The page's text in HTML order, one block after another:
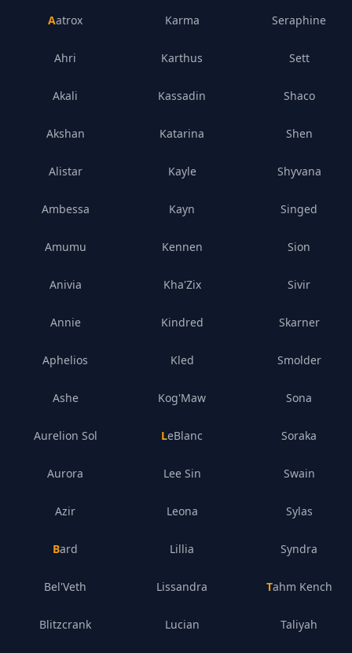
Aatrox
Ahri
Akali
Akshan
Alistar
Ambessa
Amumu
Anivia
Annie
Aphelios
Ashe
Aurelion Sol
Aurora
Azir
Bard
Bel'Veth
Blitzcrank
Karma
Karthus
Kassadin
Katarina
Kayle
Kayn
Kennen
Kha'Zix
Kindred
Kled
Kog'Maw
LeBlanc
Lee Sin
Leona
Lillia
Lissandra
Lucian
Seraphine
Sett
Shaco
Shen
Shyvana
Singed
Sion
Sivir
Skarner
Smolder
Sona
Soraka
Swain
Sylas
Syndra
Tahm Kench
Taliyah